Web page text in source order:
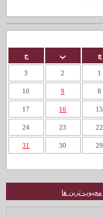
چ پ ج
1
2
3
8
9
10
15
16
17
22
23
24
29
30
31
محبوب ترین ها